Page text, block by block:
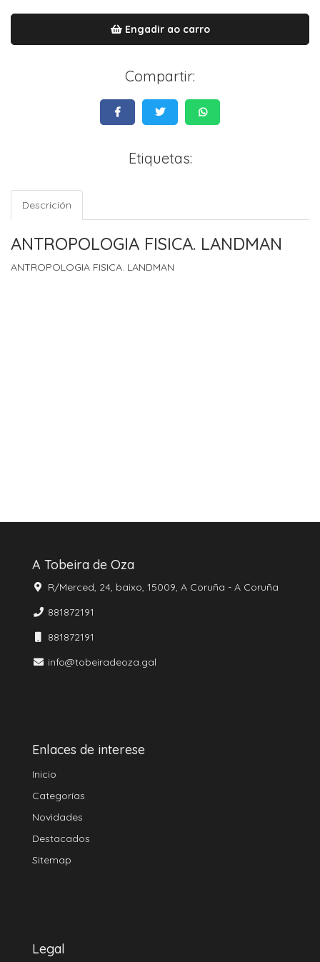
Engadir ao carro
Compartir:
Etiquetas:
Descrición
ANTROPOLOGIA FISICA. LANDMAN
ANTROPOLOGIA FISICA. LANDMAN
A Tobeira de Oza
R/Merced, 24, baixo, 15009, A Coruña - A Coruña
881872191
881872191
info@tobeiradeoza.gal
Enlaces de interese
Inicio
Categorías
Novidades
Destacados
Sitemap
Legal